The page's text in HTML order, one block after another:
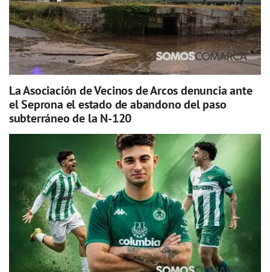
La Asociación de Vecinos de Arcos denuncia ante
el Seprona el estado de abandono del paso
subterráneo de la N-120